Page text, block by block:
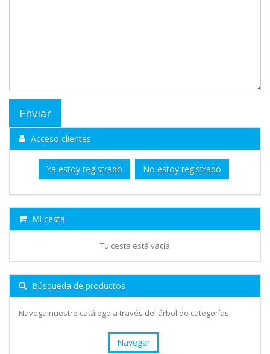
Acceso clientes
Ya estoy registrado No estoy registrado
Mi cesta
Tu cesta está vacía
Búsqueda de productos
Navega nuestro catálogo a través del árbol de categorías
Navegar